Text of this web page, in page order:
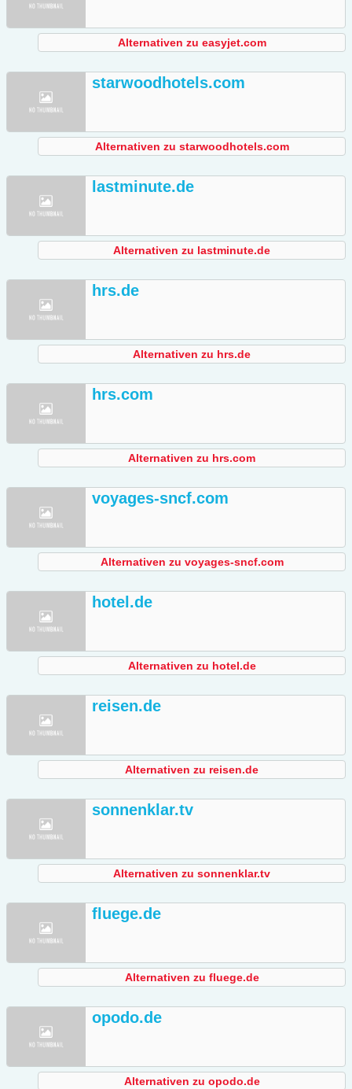
Alternativen zu easyjet.com
starwoodhotels.com
Alternativen zu starwoodhotels.com
lastminute.de
Alternativen zu lastminute.de
hrs.de
Alternativen zu hrs.de
hrs.com
Alternativen zu hrs.com
voyages-sncf.com
Alternativen zu voyages-sncf.com
hotel.de
Alternativen zu hotel.de
reisen.de
Alternativen zu reisen.de
sonnenklar.tv
Alternativen zu sonnenklar.tv
fluege.de
Alternativen zu fluege.de
opodo.de
Alternativen zu opodo.de